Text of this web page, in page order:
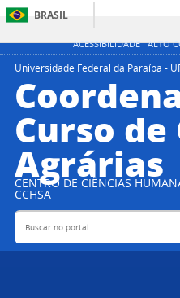
ACESSIBILIDADE ALTO
BRASIL
Universidade Federal da Paraíba -
Curso
Agrárias
CENTRO DE CIÊNCIAS
CCHSA
Buscar no portal